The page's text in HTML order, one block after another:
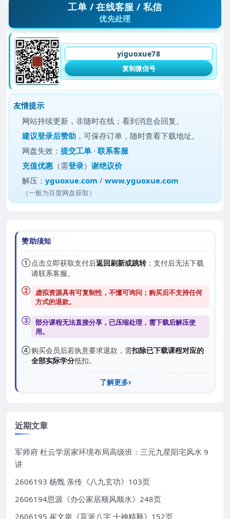
工单 / 在线客服 / 私信
优先处理
yiguoxue78
复制微信号
友情提示
网站持续更新，非随时在线；看到消息会回复。
建议登录后赞助 ，可保存订单，随时查看下载地址。
网盘失效：提交工单 ·联系客服
充值优惠 （需登录）谢绝议价
解压：yguoxue.com /www.yguoxue.com
（一般为百度网盘获取）
赞助须知
①点击立即获取支付后返回刷新或跳转；支付后无法下载
请联系客服。
② 虚拟资源具有可复制性，不懂可询问；购买后不支持任何
方式的退款。
③ 部分课程无法直接分享，已压缩处理，需下载后解压使
用。
④购买会员后若执意要求退款，需扣除已下载课程对应的
全部实际学分抵扣。
了解更多
近期文章
军师府 杜云学居家环境布局高级班：三元九星阳宅风水 9
讲
2606193 杨戬 亲传《八九玄功》103页
2606194思源《办公家居顺风顺水》248页
2606195 崔文举《盲派八字 十神精释》152页